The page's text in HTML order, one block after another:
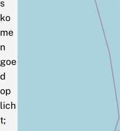
s
ko
me
n
goe
d
op
lich
t;